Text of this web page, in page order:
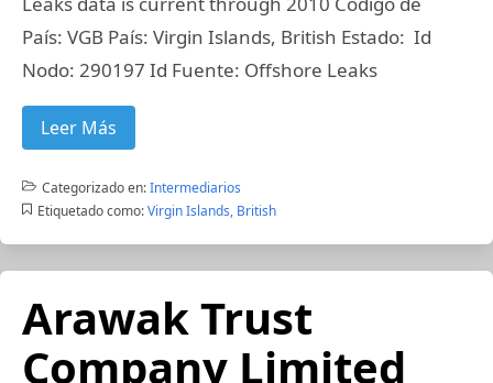
País: VGB País: Virgin Islands, British Estado: Id
Nodo: 290197 Id Fuente: Offshore Leaks
Leer Más
Categorizado en:Intermediarios
Etiquetado como: Virgin Islands, British
Arawak Trust
Company Limited